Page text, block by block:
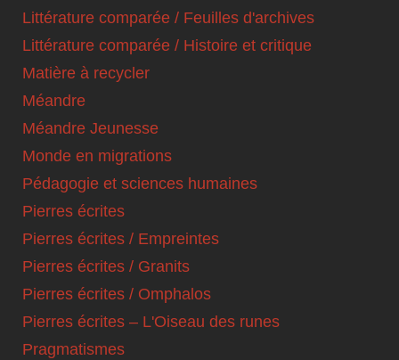
Littérature comparée / Feuilles d'archives
Littérature comparée / Histoire et critique
Matière à recycler
Méandre
Méandre Jeunesse
Monde en migrations
Pédagogie et sciences humaines
Pierres écrites
Pierres écrites / Empreintes
Pierres écrites / Granits
Pierres écrites / Omphalos
Pierres écrites – L'Oiseau des runes
Pragmatismes